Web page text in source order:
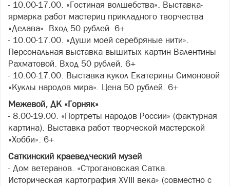
- 10.00-17.00. «Гостиная волшебства». Выставка-
ярмарка работ мастериц прикладного творчества
«Делава». Вход 50 рублей. 6+
- 10.00-17.00. «Души моей серебряные нити».
Персональная выставка вышитых картин Валентины
Рахматовой. Вход 50 рублей. 6+
- 10.00-17.00. Выставка кукол Екатерины Симоновой
«Куклы народов мира». Цена 50 рублей. 6+
Межевой, ДК «Горняк»
- 8.00-19.00. «Портреты народов России» (фактурная
картина). Выставка работ творческой мастерской
«Хобби». 6+
Саткинский краеведческий музей
- Дом ветеранов. «Строгановская Сатка.
Историческая картография XVIII века» (совместно с